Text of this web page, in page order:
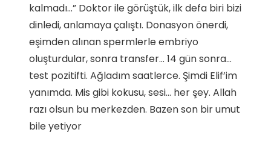
kalmadı…” Doktor ile görüştük, ilk defa biri bizi
dinledi, anlamaya çalıştı. Donasyon önerdi,
eşimden alınan spermlerle embriyo
oluşturdular, sonra transfer… 14 gün sonra…
test pozitifti. Ağladım saatlerce. Şimdi Elif’im
yanımda. Mis gibi kokusu, sesi… her şey. Allah
razı olsun bu merkezden. Bazen son bir umut
bile yetiyor